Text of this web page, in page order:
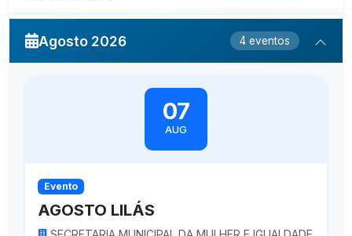
Agosto 2026 4 eventos
07
AUG
Evento
AGOSTO LILÁS